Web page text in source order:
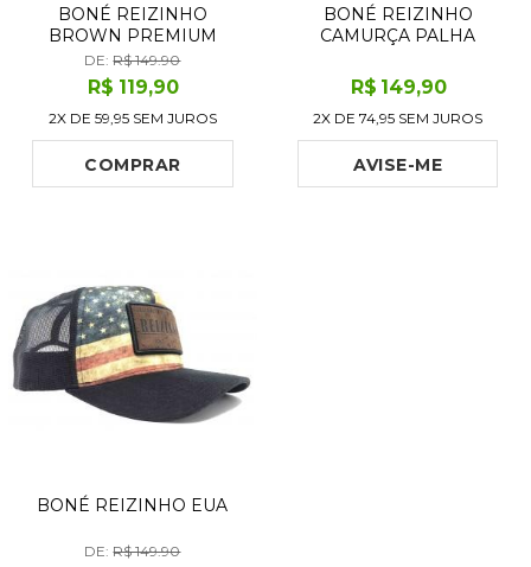
BONÉ REIZINHO
BROWN PREMIUM
DE:R$ 149.90
R$ 119,90
2X DE 59,95SEM JUROS
COMPRAR
BONÉ REIZINHO
CAMURÇA PALHA
R$ 149,90
2X DE74,95 SEM JUROS
AVISE-ME
BONÉ REIZINHO EUA
DE:R$ 149.90